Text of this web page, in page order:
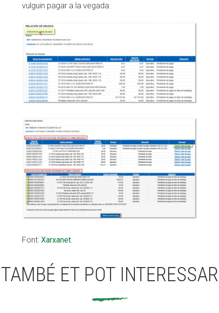
vulguin pagar a la vegada.
Font: Xarxanet.
TAMBÉ ET POT INTERESSAR